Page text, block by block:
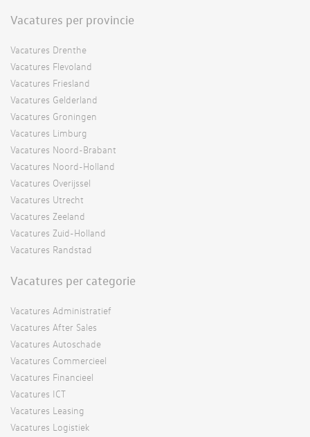
Vacatures per provincie
Vacatures Drenthe
Vacatures Flevoland
Vacatures Friesland
Vacatures Gelderland
Vacatures Groningen
Vacatures Limburg
Vacatures Noord-Brabant
Vacatures Noord-Holland
Vacatures Overijssel
Vacatures Utrecht
Vacatures Zeeland
Vacatures Zuid-Holland
Vacatures Randstad
Vacatures per categorie
Vacatures Administratief
Vacatures After Sales
Vacatures Autoschade
Vacatures Commercieel
Vacatures Financieel
Vacatures ICT
Vacatures Leasing
Vacatures Logistiek